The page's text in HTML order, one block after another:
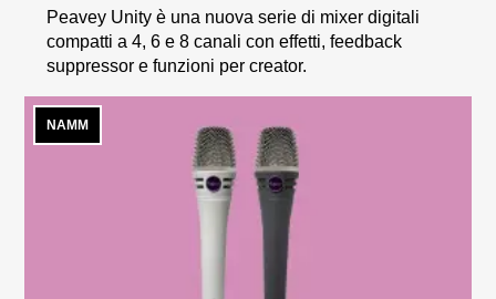
Peavey Unity è una nuova serie di mixer digitali
compatti a 4, 6 e 8 canali con effetti, feedback
suppressor e funzioni per creator.
NAMM